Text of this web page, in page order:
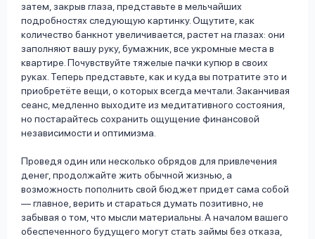
затем, закрыв глаза, представьте в мельчайших
подробностях следующую картинку. Ощутите, как
количество банкнот увеличивается, растет на глазах: они
заполняют вашу руку, бумажник, все укромные места в
квартире. Почувствуйте тяжелые пачки купюр в своих
руках. Теперь представьте, как и куда вы потратите это и
приобретёте вещи, о которых всегда мечтали. Заканчивая
сеанс, медленно выходите из медитативного состояния,
но постарайтесь сохранить ощущение финансовой
независимости и оптимизма.
Проведя один или несколько обрядов для привлечения
денег, продолжайте жить обычной жизнью, а
возможность пополнить свой бюджет придет сама собой
— главное, верить и стараться думать позитивно, не
забывая о том, что мысли материальны. А началом вашего
обеспеченного будущего могут стать займы без отказа,